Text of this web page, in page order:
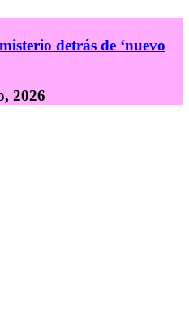
detrás de ‘nuevo
2026